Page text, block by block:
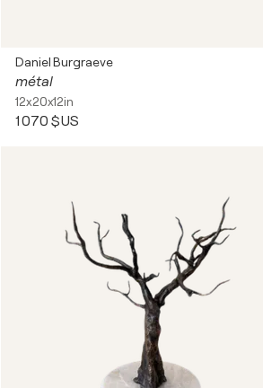
Daniel Burgraeve
métal
12x20x12in
1 070 $US